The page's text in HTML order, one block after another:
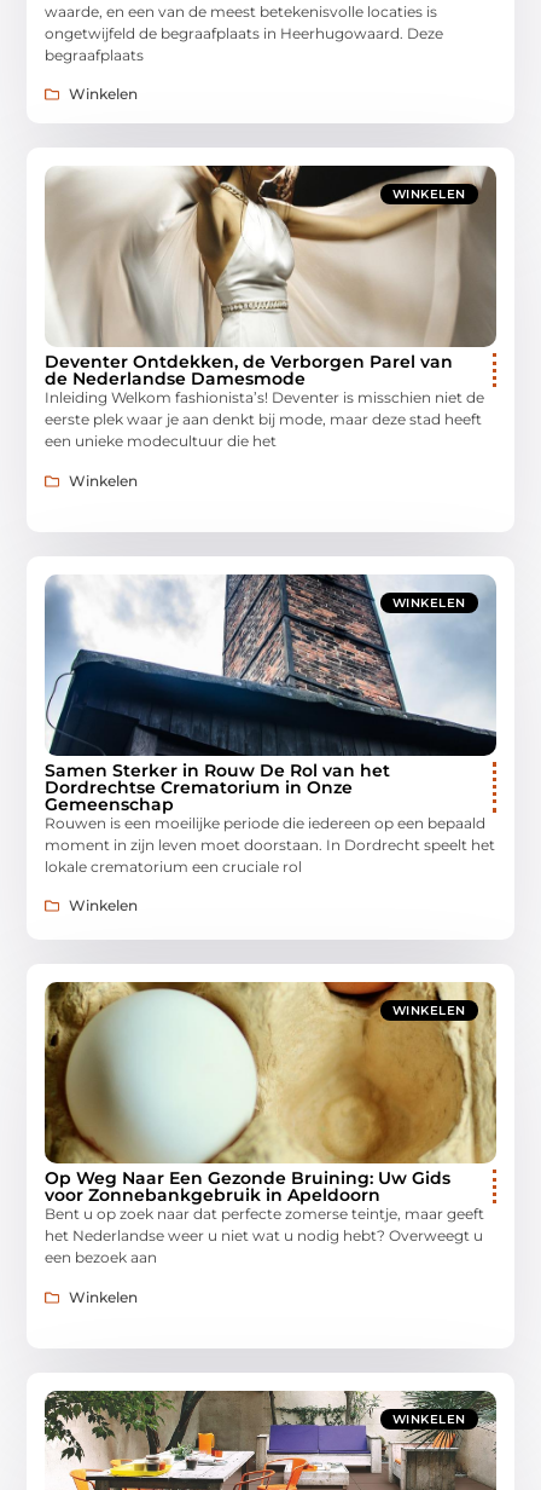
waarde, en een van de meest betekenisvolle locaties is
ongetwijfeld de begraafplaats in Heerhugowaard. Deze
begraafplaats
Winkelen
WINKELEN
Deventer Ontdekken, de Verborgen Parel van
de Nederlandse Damesmode
Inleiding Welkom fashionista’s! Deventer is misschien niet de
eerste plek waar je aan denkt bij mode, maar deze stad heeft
een unieke modecultuur die het
Winkelen
WINKELEN
Samen Sterker in Rouw De Rol van het
Dordrechtse Crematorium in Onze
Gemeenschap
Rouwen is een moeilijke periode die iedereen op een bepaald
moment in zijn leven moet doorstaan. In Dordrecht speelt het
lokale crematorium een cruciale rol
Winkelen
WINKELEN
Op Weg Naar Een Gezonde Bruining: Uw Gids
voor Zonnebankgebruik in Apeldoorn
Bent u op zoek naar dat perfecte zomerse teintje, maar geeft
het Nederlandse weer u niet wat u nodig hebt? Overweegt u
een bezoek aan
Winkelen
WINKELEN